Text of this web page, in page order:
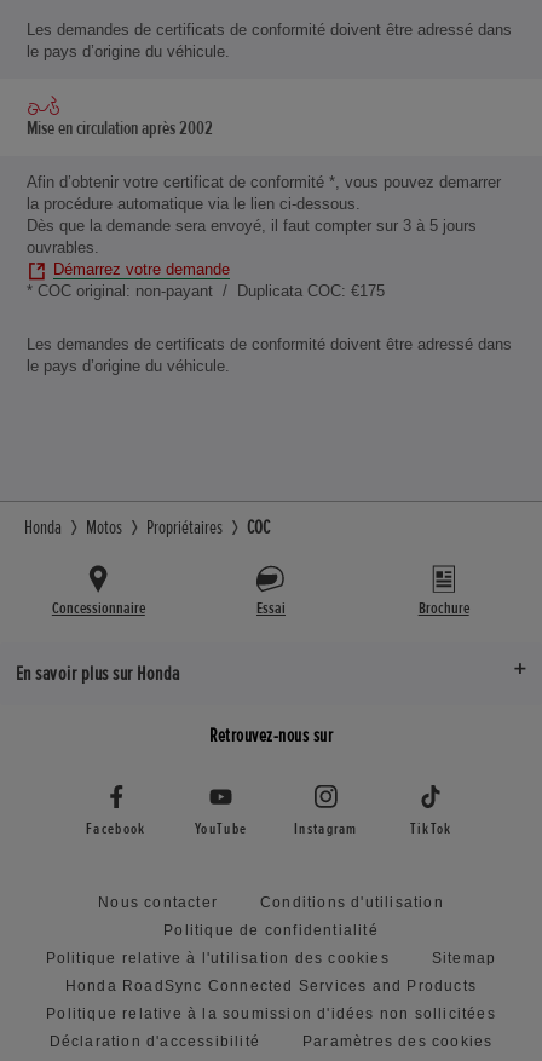
Les demandes de certificats de conformité doivent être adressé dans
le pays d’origine du véhicule.
Mise en circulation après 2002
Afin d’obtenir votre certificat de conformité *, vous pouvez demarrer
la procédure automatique via le lien ci-dessous.
Dès que la demande sera envoyé, il faut compter sur 3 à 5 jours
ouvrables.
Démarrez votre demande
* COC original: non-payant / Duplicata COC: €175
Les demandes de certificats de conformité doivent être adressé dans
le pays d’origine du véhicule.
Honda Motos Propriétaires COC
Concessionnaire Essai Brochure
En savoir plus sur Honda
Retrouvez-nous sur
Facebook YouTube Instagram TikTok
Nous contacter
Conditions d'utilisation
Politique de confidentialité
Politique relative à l'utilisation des cookies
Sitemap
Honda RoadSync Connected Services and Products
Politique relative à la soumission d'idées non sollicitées
Déclaration d'accessibilité
Paramètres des cookies